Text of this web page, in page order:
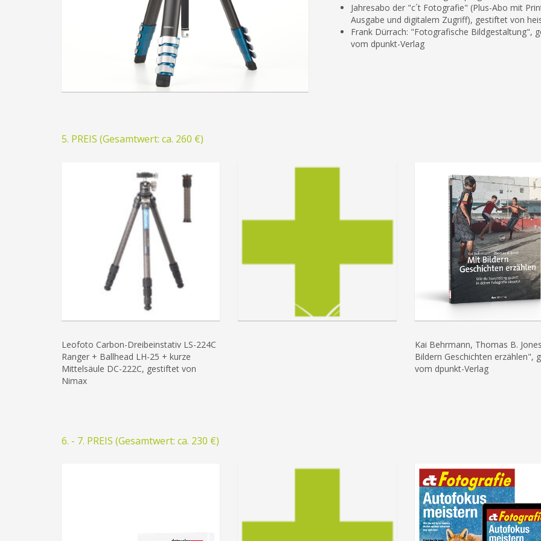
Jahresabo der "c´t Fotografie" (Plus-Abo mit
Ausgabe und digitalem Zugriff), gestiftet von
Frank Dürrach: "Fotografische Bildgestaltung",
vom dpunkt-Verlag
5. PREIS (Gesamtwert: ca. 260 €)
Leofoto Carbon-Dreibeinstativ LS-224C
Ranger + Ballhead LH-25 + kurze
Mittelsäule DC-222C, gestiftet von
Nimax
Kai Behrmann, Thomas B.
Bildern Geschichten erzählen",
vom dpunkt-Verlag
6. - 7. PREIS (Gesamtwert: ca. 230 €)